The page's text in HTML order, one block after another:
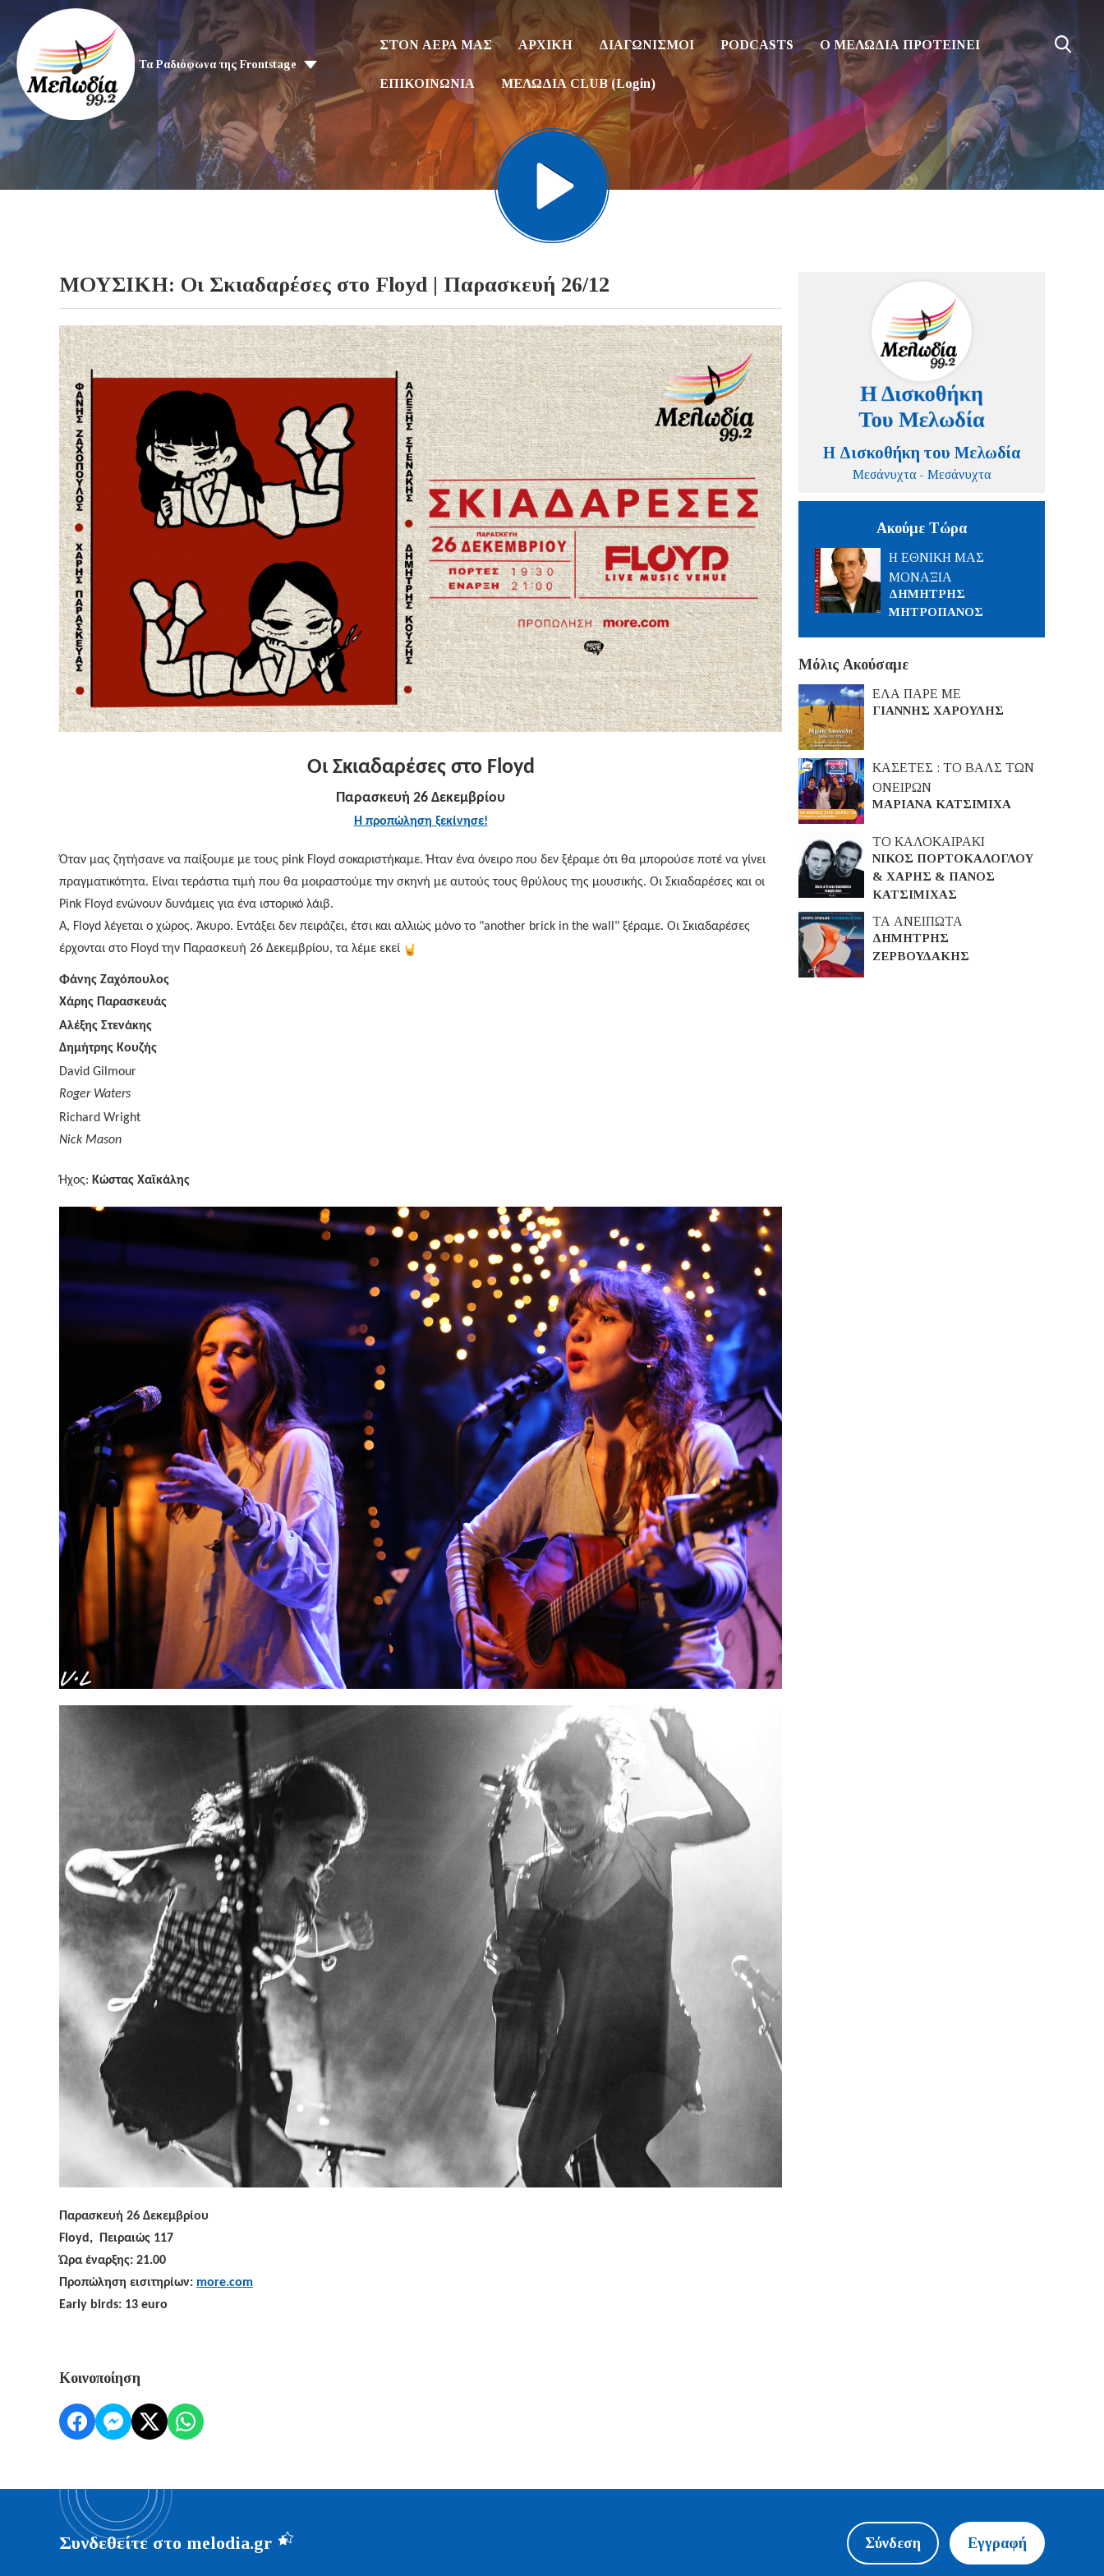
Τα Ραδιόφωνα της Frontstage
ΣΤΟΝ ΑΕΡΑ ΜΑΣ ΑΡΧΙΚΗ ΔΙΑΓΩΝΙΣΜΟΙ PODCASTS Ο ΜΕΛΩΔΙΑ ΠΡΟΤΕΙΝΕΙ
ΕΠΙΚΟΙΝΩΝΙΑ ΜΕΛΩΔΙΑ CLUB (Login)
ΜΟΥΣΙΚΗ: Οι Σκιαδαρέσες στο Floyd | Παρασκευή 26/12
Οι Σκιαδαρέσες στο Floyd
Παρασκευή 26 Δεκεμβρίου
Η προπώληση ξεκίνησε!
Όταν μας ζητήσανε να παίξουμε με τους pink Floyd σοκαριστήκαμε. Ήταν ένα όνειρο που δεν ξέραμε ότι θα μπορούσε ποτέ να γίνει
πραγματικότητα. Είναι τεράστια τιμή που θα μοιραστούμε την σκηνή με αυτούς τους θρύλους της μουσικής. Οι Σκιαδαρέσες και οι
Pink Floyd ενώνουν δυνάμεις για ένα ιστορικό λάιβ.
Α, Floyd λέγεται ο χώρος. Άκυρο. Εντάξει δεν πειράζει, έτσι και αλλιώς μόνο το "another brick in the wall" ξέραμε. Οι Σκιαδαρέσες
έρχονται στο Floyd την Παρασκευή 26 Δεκεμβρίου, τα λέμε εκεί
Φάνης Ζαχόπουλος
Χάρης Παρασκευάς
Αλέξης Στενάκης
Δημήτρης Κουζής
David Gilmour
Roger Waters
Richard Wright
Nick Mason
Ήχος: Κώστας Χαϊκάλης
Παρασκευή 26 Δεκεμβρίου
Floyd,
Πειραιώς 117
Ώρα έναρξης: 21.00
Προπώληση εισιτηρίων: more.com
Early birds: 13 euro
Κοινοποίηση
Η Δισκοθήκη του Μελωδία
Μεσάνυχτα - Μεσάνυχτα
Ακούμε Τώρα
Η ΕΘΝΙΚΗ ΜΑΣ
ΜΟΝΑΞΙΑ
ΔΗΜΗΤΡΗΣ
ΜΗΤΡΟΠΑΝΟΣ
Μόλις Ακούσαμε
ΕΛΑ ΠΑΡΕ ΜΕ
ΓΙΑΝΝΗΣ ΧΑΡΟΥΛΗΣ
ΚΑΣΕΤΕΣ : ΤΟ ΒΑΛΣ ΤΩΝ
ΟΝΕΙΡΩΝ
ΜΑΡΙΑΝΑ ΚΑΤΣΙΜΙΧΑ
ΤΟ ΚΑΛΟΚΑΙΡΑΚΙ
ΝΙΚΟΣ ΠΟΡΤΟΚΑΛΟΓΛΟΥ
& ΧΑΡΗΣ & ΠΑΝΟΣ
ΚΑΤΣΙΜΙΧΑΣ
ΤΑ ΑΝΕΙΠΩΤΑ
ΔΗΜΗΤΡΗΣ
ΖΕΡΒΟΥΔΑΚΗΣ
Συνδεθείτε στο melodia.gr Σύνδεση Εγγραφή